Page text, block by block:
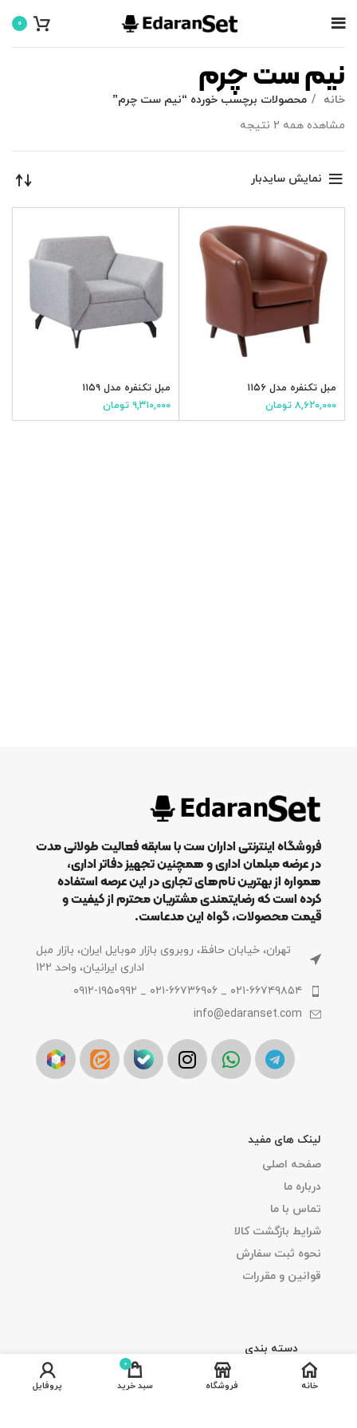
0
نیم ست چرم
خانه
محصولات برچسب خورده “نیم ست چرم”
مشاهده همه 2 نتیجه
نمایش سایدبار
مبل تکنفره مدل ۱۱۵۶
۸,۶۲۰,۰۰۰ تومان
مبل تکنفره مدل ۱۱۵۹
۹,۳۱۰,۰۰۰ تومان
فروشگاه اینترنتی اداران ست با سابقه فعالیت طولانی مدت
در عرضه مبلمان اداری و همچنین تجهیز دفاتر اداری،
همواره از بهترین نام‌های تجاری در این عرصه استفاده
کرده است که رضایتمندی مشتریان محترم از کیفیت و
قیمت محصولات، گواه این مدعاست.
تهران، خیابان حافظ، روبروی بازار موبایل ایران، بازار مبل
اداری ایرانیان، واحد 122
۰۲۱-۶۶۷۴۹۸۵۴ _ ۰۲۱-۶۶۷۳۶۹۰۶ _ ۰۹۱۲-۱۹۵۰۹۹۲
info@edaranset.com
لینک های مفید
صفحه اصلی
درباره ما
تماس با ما
شرایط بازگشت کالا
نحوه ثبت سفارش
قوانین و مقررات
دسته بندی
خانه فروشگاه
0
سبد خرید پروفایل